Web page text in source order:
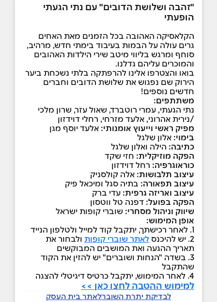
"זהבה ושלושת הדובים" עם נתי הגעתי
הופעתי
הקלאסיקה האהובה בכל הזמנים מאת האחים
גרים עולה על הבמות בעיבוד בימתי חדש, מרהיב,
סוחף ומרגש בליווי מיטב שירי הילדות האהובים
והמוכרים עליהם גדלנו.
בואו והצטרפו אלינו להרפתקה בלתי נשכחת ביער
הירוק שם נפגוש את שלושת הדובים וחברים
חדשים נוספים!
משתתפים:
נתי הגעתי, עמרי רוטברד, שאול עזר, שרון מלכי
/נירית אהרוני, אלעד מזרחי, רחלי דוידזון
מפיק ראשי וייעוץ אומנותי: אלעד יוסף מגן
בימוי: אלון שלגל
כתיבה: הילה ואלון שלגל
הפקה מוזיקלית: חזי שקד
כוראוגרפיה: רחל דוידזון
עיצוב תלבושות: אלה קולסניק
עיצוב תפאורה: בתיה סגל ומיכאל פיק
עיצוב ואריזה גרפית: עדי ברק
הפקה בפועל: דפנה טל ווטסון
שיווק וניהול מסחרי: שוברי קופות ישראל
אופן המימוש:
1. לאחר רכישתך, יתקבל קוד למייל ולטלפון הנייד
2. יש להיכנס
לאתר שוברי קופות ולבחור את
תאריך ההגעה ואת המושבים המבוקשים
3. בשדה "הנחות ושוברים" יש להזין את הקוד
שהתקבל
4. לאחר המימוש, יתקבל כרטיס דיגיטלי להצגה
למימוש ההטבה לחצו כאן >>
לבדיקת יתרת השוברלאתר בית העסק